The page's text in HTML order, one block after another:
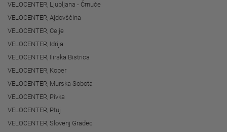
VELOCENTER, Ljubljana - Črnuče
VELOCENTER, Ajdovščina
VELOCENTER, Celje
VELOCENTER, Idrija
VELOCENTER, Ilirska Bistrica
VELOCENTER, Koper
VELOCENTER, Murska Sobota
VELOCENTER, Pivka
VELOCENTER, Ptuj
VELOCENTER, Slovenj Gradec